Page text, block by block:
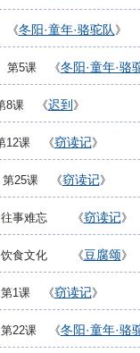
冬阳·童年·骆驼队 》
第5课 《冬阳·童年·骆
8课 《迟到 》
12课 《窃读记》
25课 《窃读记》
事难忘 《窃读记》
食文化 《豆腐颂》
1课 《窃读记》
22课 《冬阳·童年·骆